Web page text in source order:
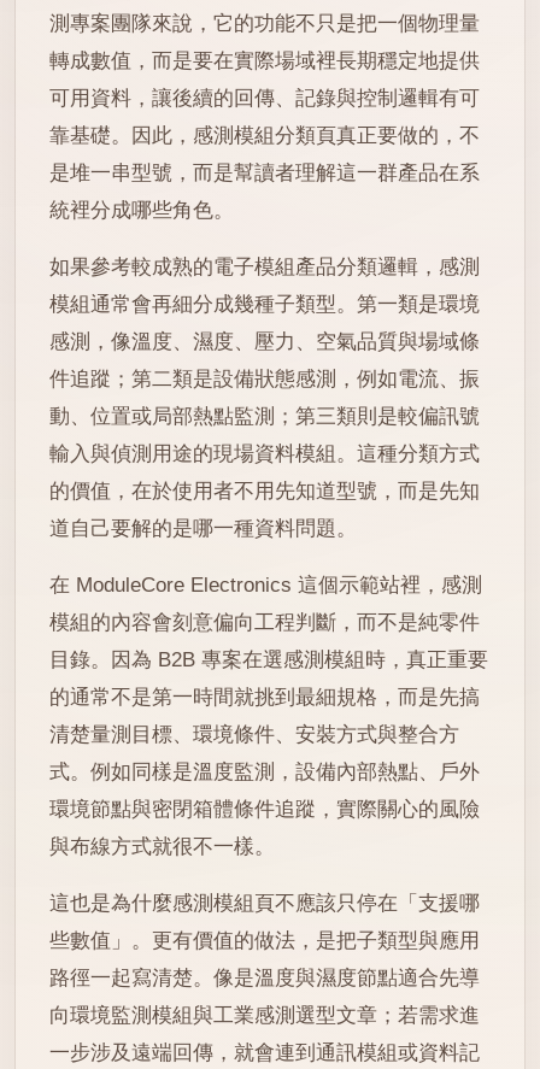
測專案團隊來說，它的功能不只是把一個物理量
轉成數值，而是要在實際場域裡長期穩定地提供
可用資料，讓後續的回傳、記錄與控制邏輯有可
靠基礎。因此，感測模組分類頁真正要做的，不
是堆一串型號，而是幫讀者理解這一群產品在系
統裡分成哪些角色。
如果參考較成熟的電子模組產品分類邏輯，感測
模組通常會再細分成幾種子類型。第一類是環境
感測，像溫度、濕度、壓力、空氣品質與場域條
件追蹤；第二類是設備狀態感測，例如電流、振
動、位置或局部熱點監測；第三類則是較偏訊號
輸入與偵測用途的現場資料模組。這種分類方式
的價值，在於使用者不用先知道型號，而是先知
道自己要解的是哪一種資料問題。
在 ModuleCore Electronics 這個示範站裡，感測
模組的內容會刻意偏向工程判斷，而不是純零件
目錄。因為 B2B 專案在選感測模組時，真正重要
的通常不是第一時間就挑到最細規格，而是先搞
清楚量測目標、環境條件、安裝方式與整合方
式。例如同樣是溫度監測，設備內部熱點、戶外
環境節點與密閉箱體條件追蹤，實際關心的風險
與布線方式就很不一樣。
這也是為什麼感測模組頁不應該只停在「支援哪
些數值」。更有價值的做法，是把子類型與應用
路徑一起寫清楚。像是溫度與濕度節點適合先導
向環境監測模組與工業感測選型文章；若需求進
一步涉及遠端回傳，就會連到通訊模組或資料記